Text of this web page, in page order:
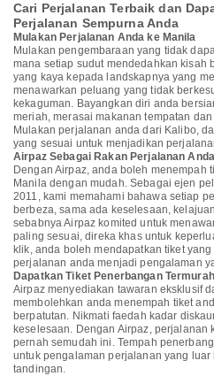
Cari Perjalanan Terbaik dan
Perjalanan Sempurna Anda
Mulakan Perjalanan Anda ke Manila
Mulakan pengembaraan yang tidak
mana setiap sudut mendedahkan kisah
yang kaya kepada landskapnya yang
menawarkan peluang yang tidak
kekaguman. Bayangkan diri anda
meriah, merasai makanan tempatan
Mulakan perjalanan anda dari Kalibo,
yang sesuai untuk menjadikan
Airpaz Sebagai Rakan Perjalanan
Dengan Airpaz, anda boleh menempah
Manila dengan mudah. Sebagai ejen
2011, kami memahami bahawa setiap
berbeza, sama ada keselesaan,
sebabnya Airpaz komited untuk
paling sesuai, direka khas untuk
klik, anda boleh mendapatkan tiket
perjalanan anda menjadi pengalaman
Dapatkan Tiket Penerbangan
Airpaz menyediakan tawaran eksklusif
membolehkan anda menempah tiket
berpatutan. Nikmati faedah kadar
keselesaan. Dengan Airpaz, perjalanan
pernah semudah ini. Tempah
untuk pengalaman perjalanan yang
tandingan.